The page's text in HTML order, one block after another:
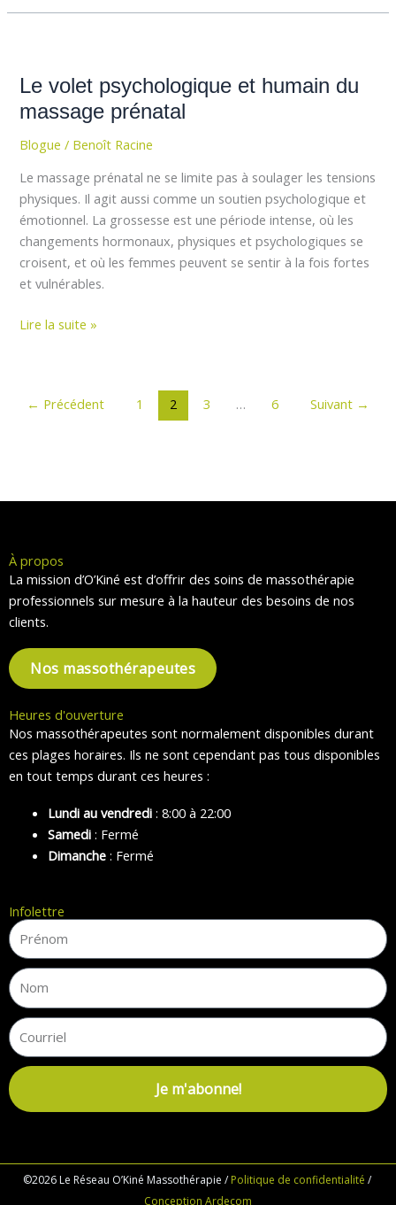
Le volet psychologique et humain du
massage prénatal
Blogue / Benoît Racine
Le massage prénatal ne se limite pas à soulager les tensions
physiques. Il agit aussi comme un soutien psychologique et
émotionnel. La grossesse est une période intense, où les
changements hormonaux, physiques et psychologiques se
croisent, et où les femmes peuvent se sentir à la fois fortes
et vulnérables.
psychologique
et
du
massage
prénatal
Lire la suite »
← Précédent 1 2 3 … 6 Suivant →
À propos
La mission d’O’Kiné est d’offrir des soins de massothérapie
professionnels sur mesure à la hauteur des besoins de nos
clients.
Nos massothérapeutes
Heures d'ouverture
Nos massothérapeutes sont normalement disponibles durant
ces plages horaires. Ils ne sont cependant pas tous disponibles
en tout temps durant ces heures :
Lundi au vendredi: 8:00 à 22:00
Samedi: Fermé
Dimanche: Fermé
Infolettre
Je m'abonne!
©2026 Le Réseau O’Kiné Massothérapie /Politique de confidentialité /
Conception Ardecom